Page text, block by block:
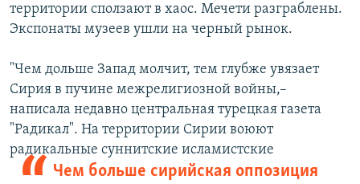
территории сползают в хаос. Мечети разграблены.
Экспонаты музеев ушли на черный рынок.
"Чем дольше Запад молчит, тем глубже увязает
Сирия в пучине межрелигиозной войны,–
написала недавно центральная турецкая газета
"Радикал". На территории Сирии воюют
радикальные суннитские исламистские
Чем больше сирийская оппозиция